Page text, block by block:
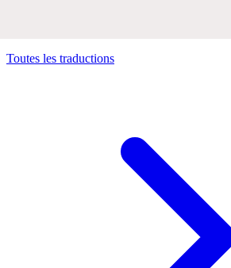
Toutes les traductions